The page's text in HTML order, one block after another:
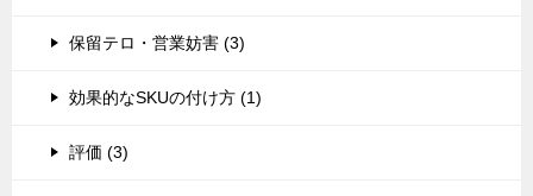
保留テロ・営業妨害 (3)
効果的なSKUの付け方 (1)
評価 (3)